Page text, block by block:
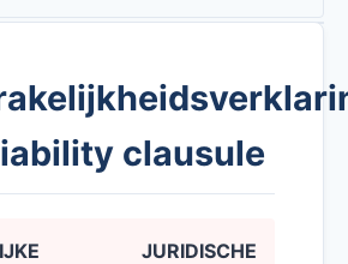
clausule
JURIDISCHE